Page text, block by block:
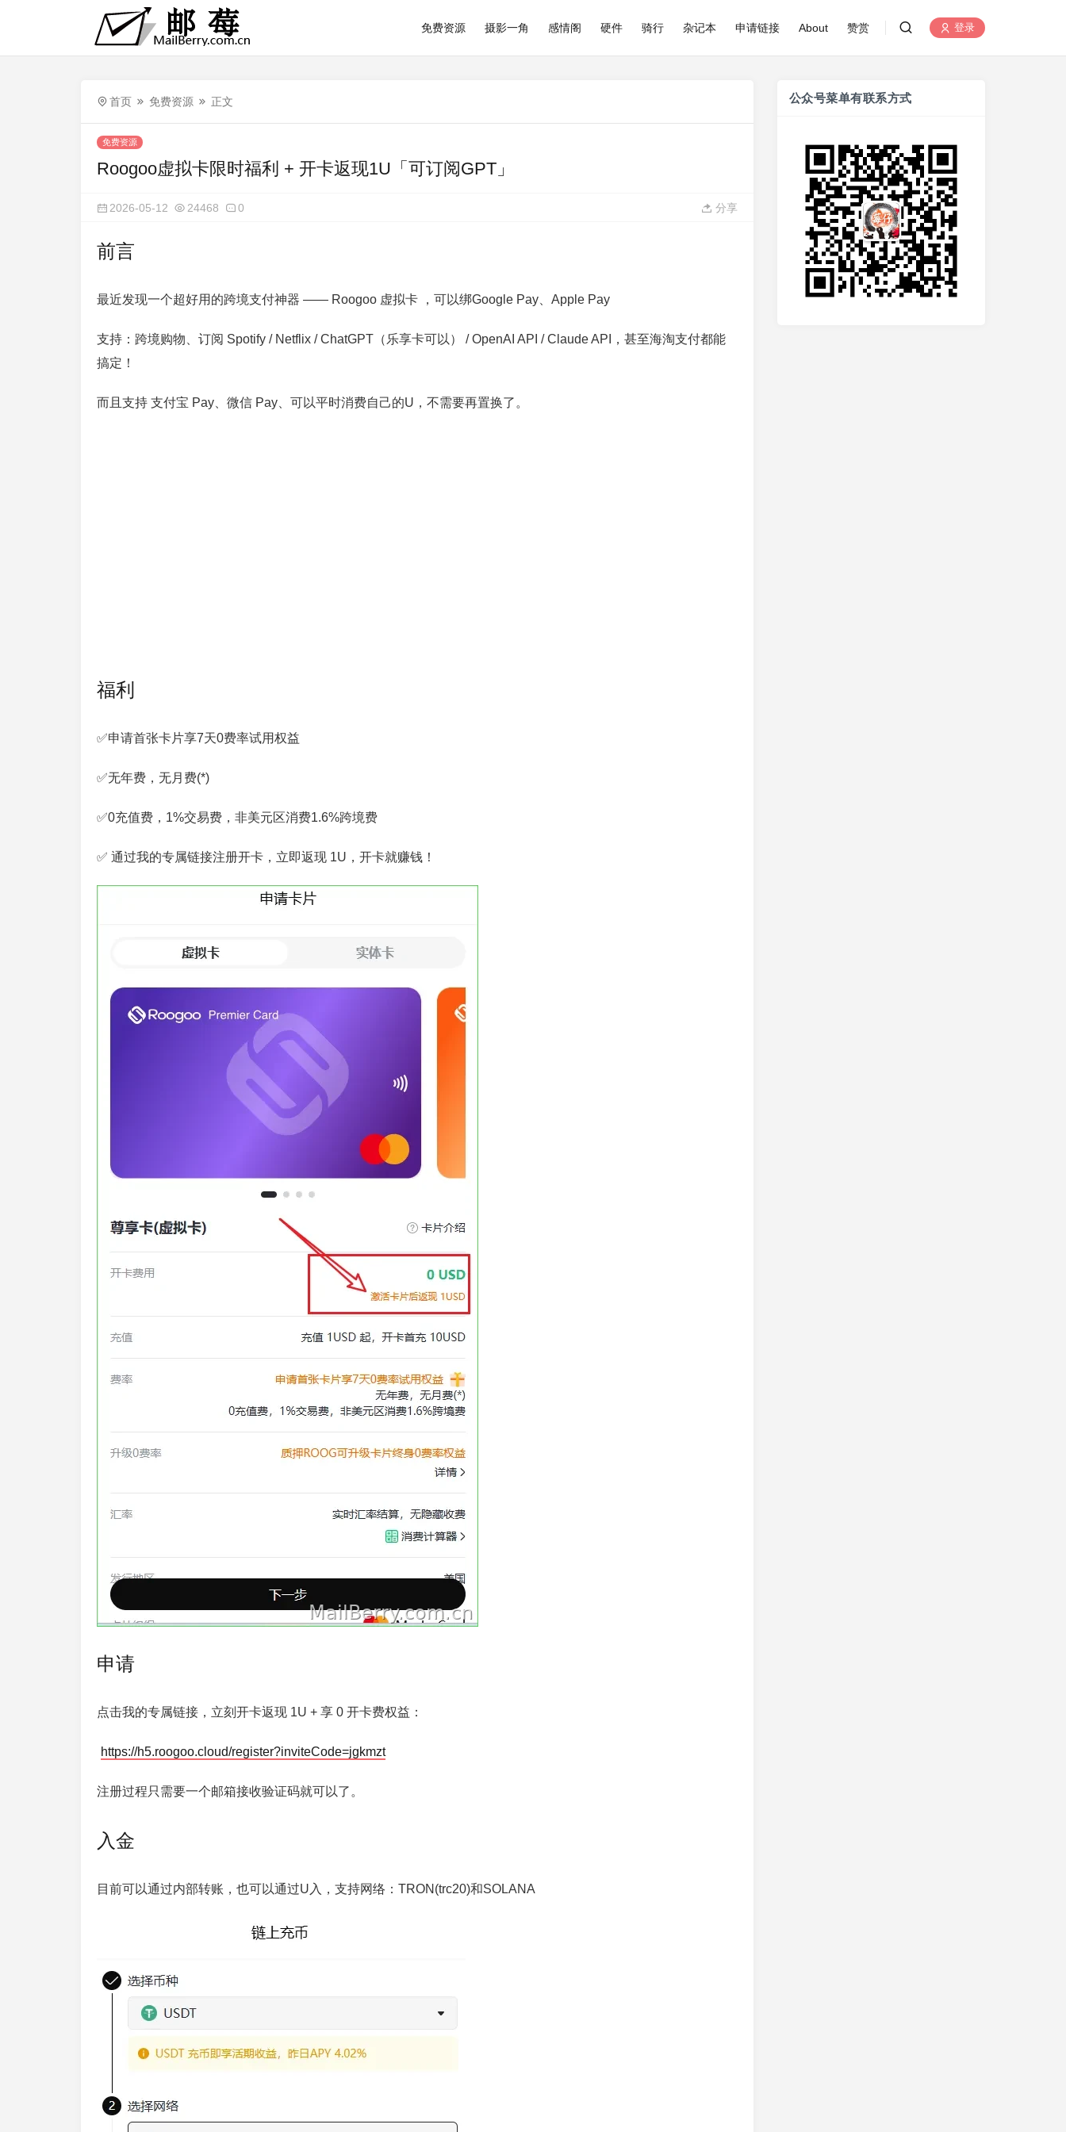
免费资源 摄影一角 感情阁 硬件 骑行 杂记本 申请链接 About 赞赏 登录
首页 免费资源 正文
免费资源
Roogoo虚拟卡限时福利 + 开卡返现1U「可订阅GPT」
2026-05-12 24468 0 分享
前言
最近发现一个超好用的跨境支付神器 —— Roogoo 虚拟卡 ，可以绑Google Pay、Apple Pay
支持：跨境购物、订阅 Spotify / Netflix / ChatGPT（乐享卡可以） / OpenAI API / Claude API，甚至海淘支付都能
搞定！
而且支持 支付宝 Pay、微信 Pay、可以平时消费自己的U，不需要再置换了。
福利
✅申请首张卡片享7天0费率试用权益
✅无年费，无月费(*)
✅0充值费，1%交易费，非美元区消费1.6%跨境费
✅ 通过我的专属链接注册开卡，立即返现 1U，开卡就赚钱！
申请
点击我的专属链接，立刻开卡返现 1U + 享 0 开卡费权益：
https://h5.roogoo.cloud/register?inviteCode=jgkmzt
注册过程只需要一个邮箱接收验证码就可以了。
入金
目前可以通过内部转账，也可以通过U入，支持网络：TRON(trc20)和SOLANA
公众号菜单有联系方式